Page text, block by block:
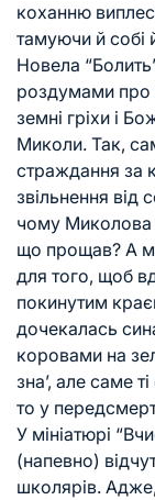
коханню
тамуючи й собі
Новела
роздумами про
земні гріхи і
Миколи. Так,
страждання за
звільнення від
чому Миколова
що прощав? А
для того, щоб
покинутим
дочекалась
коровами на
зна’, але саме
то у
У мініатюрі
(напевно)
школярів.